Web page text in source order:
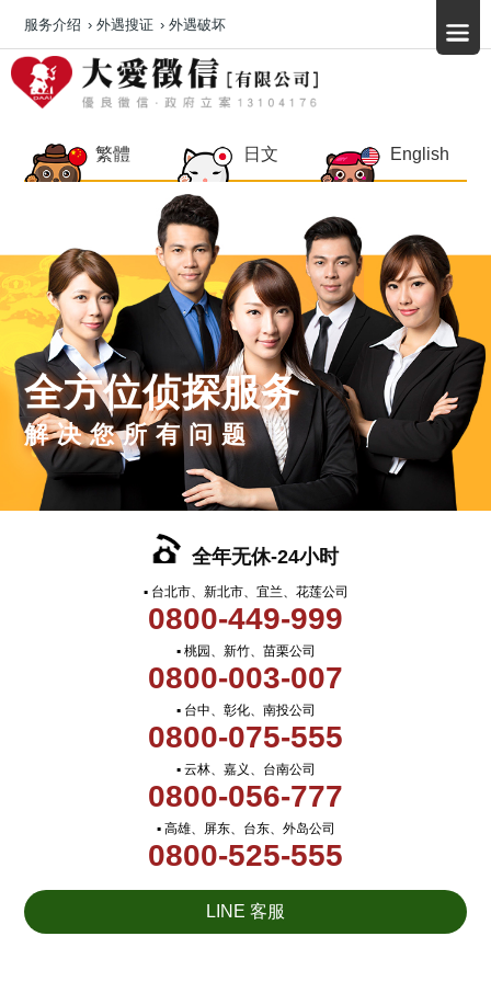
繁體 日文 English
全方位侦探服务
解决您所有问题
全年无休-24小时
▪ 台北市、新北市、宜兰、花莲公司
0800-449-999
▪ 桃园、新竹、苗栗公司
0800-003-007
▪ 台中、彰化、南投公司
0800-075-555
▪ 云林、嘉义、台南公司
0800-056-777
▪ 高雄、屏东、台东、外岛公司
0800-525-555
LINE 客服
服务介绍 › 外遇搜证 › 外遇破坏